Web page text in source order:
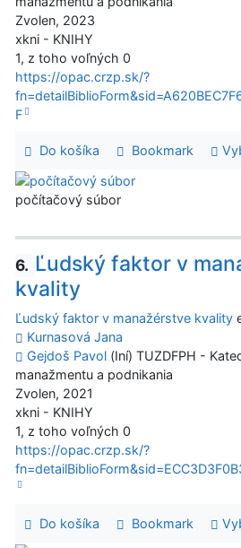
Zvolen, 2023
xkni - KNIHY
1, z toho voľných 0
https://opac.crzp.sk/?
F
Do košíka Bookmark
počítačový súbor
6. Ľudský faktor v
kvality
Ľudský faktor v manažérstve kvality
Kurnasová Jana
Gejdoš Pavol (Iní) TUZDFPH -
manažmentu a podnikania
Zvolen, 2021
xkni - KNIHY
1, z toho voľných 0
https://opac.crzp.sk/?
Do košíka Bookmark